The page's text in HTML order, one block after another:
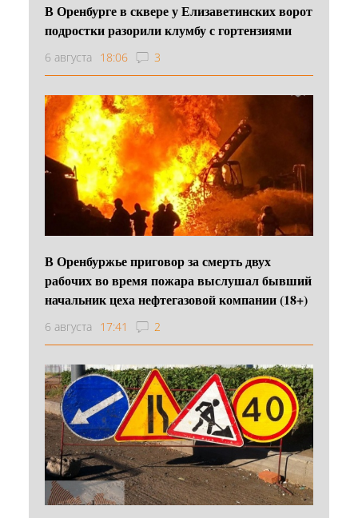
В Оренбурге в сквере у Елизаветинских ворот
подростки разорили клумбу с гортензиями
6 августа 18:06 3
В Оренбуржье приговор за смерть двух
рабочих во время пожара выслушал бывший
начальник цеха нефтегазовой компании (18+)
6 августа 17:41 2